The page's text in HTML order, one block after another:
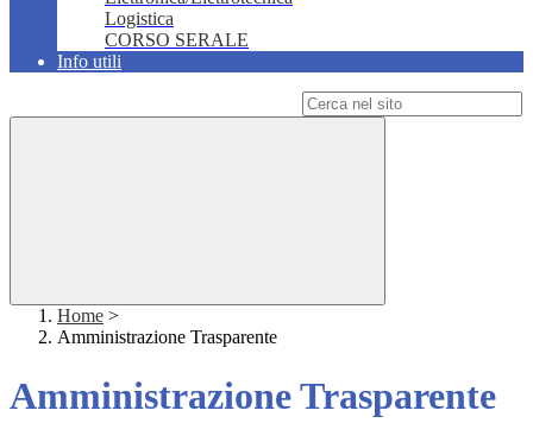
Logistica
CORSO SERALE
Info utili
Home >
Amministrazione Trasparente
Amministrazione Trasparente